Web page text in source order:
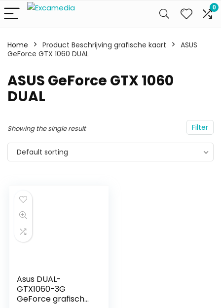
0
Home Product Beschrijving grafische kaart
ASUS
GeForce GTX 1060 DUAL
ASUS GeForce GTX 1060
DUAL
Filter
Showing the single result
Default sorting
Asus DUAL-
GTX1060-3G
GeForce grafische